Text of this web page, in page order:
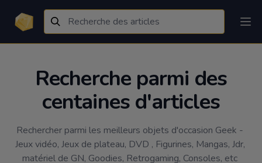
Recherche parmi des
centaines d'articles
Rechercher parmi les meilleurs objets d'occasion Geek -
Jeux vidéo, Jeux de plateau, DVD , Figurines, Mangas, Jdr,
matériel de GN, Goodies, Retrogaming, Consoles, etc